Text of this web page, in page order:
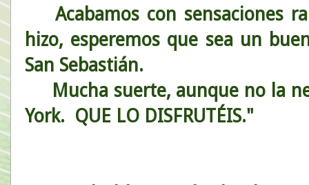
Acabamos con sensaciones
hizo, esperemos que sea un
San Sebastián.
Mucha suerte, aunque no la
York. QUE LO DISFRUTÉIS."